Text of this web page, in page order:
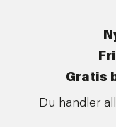
Gratis
Du handler